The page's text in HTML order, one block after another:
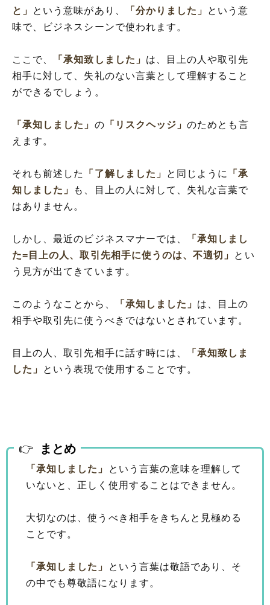
と」
という意味があり、 「分かりました」
という意
味で、ビジネスシーンで使われます。
ここで、 「承知致しました」 は、目上の人や取引先
相手に対して、失礼のない言葉として理解すること
ができるでしょう。
「承知しました」 の 「リスクヘッジ」のためとも言
えます。
それも前述した 「了解しました」 と同じように
「承
知しました」
も、目上の人に対して、失礼な言葉で
はありません。
しかし、最近のビジネスマナーでは、
「承知しまし
た=目上の人、取引先相手に使うのは、不適切」 とい
う見方が出てきています。
このようなことから、 「承知しました」 は、目上の
相手や取引先に使うべきではないとされています。
目上の人、取引先相手に話す時には、
「承知致しま
した」
という表現で使用することです。
まとめ
「承知しました」
という言葉の意味を理解して
いないと、正しく使用することはできません。
大切なのは、使うべき相手をきちんと見極める
ことです。
「承知しました」
という言葉は敬語であり、そ
の中でも尊敬語になります。